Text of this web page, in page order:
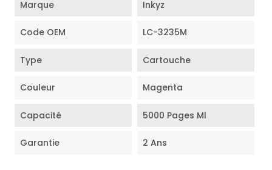
Marque Inkyz
Code OEM LC-3235M
Type Cartouche
Couleur Magenta
Capacité 5000 Pages Ml
Garantie 2 Ans